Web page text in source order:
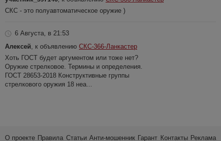
СКС - это полуавтоматическое оружие )
6 Августа, в 21:53
Алексей , к объявлению СКС-366-Ланкастер
Хоть ГОСТ будет аргументом или тоже нет?
Оружие стрелковое. Термины и определения.
ГОСТ 28653-2018 Конструктивные группы
стрелкового оружия 18 неа...
О проекте Правила Статьи Анти-мошенник Гарант Контакты Реклама